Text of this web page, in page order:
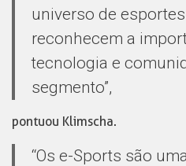
universo de
reconhecem a
tecnologia e
segmento”,
pontuou Klimscha.
“Os e-Sports são